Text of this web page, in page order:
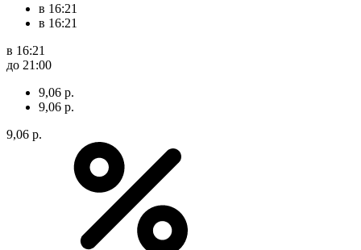
в 16:21
в 16:21
в 16:21
до 21:00
9,06 р.
9,06 р.
9,06 р.